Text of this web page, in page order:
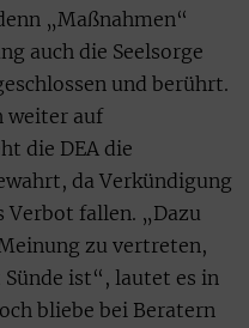
„Maßnahmen“
auch die Seelsorge
und berührt.
weiter auf
die DEA die
da Verkündigung
Verbot fallen. „Dazu
zu vertreten,
ist“, lautet es in
bliebe bei Beratern